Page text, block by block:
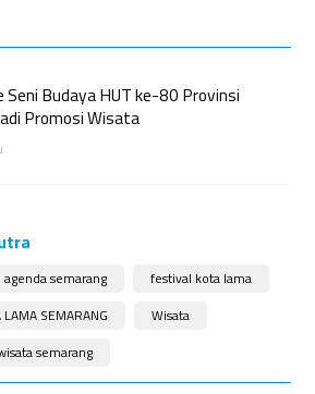
Seni Budaya HUT ke-80 Provinsi
Promosi Wisata
agenda semarang
festival kota lama
LAMA SEMARANG
Wisata
semarang